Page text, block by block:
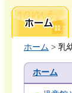
ホーム
ホーム > 乳
ホーム